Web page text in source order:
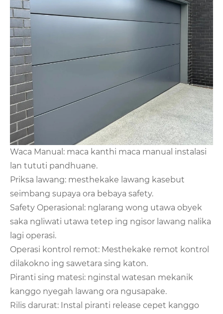
Waca Manual: maca kanthi maca manual instalasi
lan tututi pandhuane.
Priksa lawang: mesthekake lawang kasebut
seimbang supaya ora bebaya safety.
Safety Operasional: nglarang wong utawa obyek
saka ngliwati utawa tetep ing ngisor lawang nalika
lagi operasi.
Operasi kontrol remot: Mesthekake remot kontrol
dilakokno ing sawetara sing katon.
Piranti sing matesi: nginstal watesan mekanik
kanggo nyegah lawang ora ngusapake.
Rilis darurat: Instal piranti release cepet kanggo